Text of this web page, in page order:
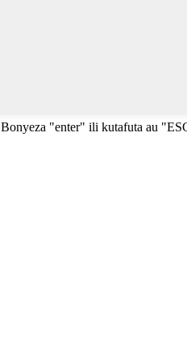
Bonyeza "enter" ili kutafuta au